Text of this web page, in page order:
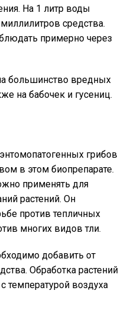
На 1 литр воды
средства.
примерно через
большинство вредных
на бабочек и гусениц.
грибов
в этом биопрепарате.
применять для
растений. Он
против тепличных
многих видов тли.
добавить от
Обработка растений
температурой воздуха